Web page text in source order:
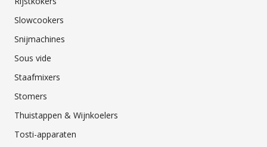
Slowcookers
Snijmachines
Sous vide
Staafmixers
Stomers
Thuistappen & Wijnkoelers
Tosti-apparaten